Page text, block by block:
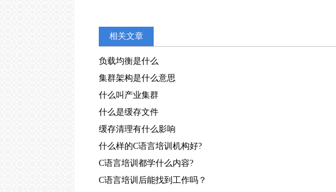
相关文章
负载均衡是什么
集群架构是什么意思
什么叫产业集群
什么是缓存文件
缓存清理有什么影响
什么样的C语言培训机构好?
C语言培训都学什么内容?
C语言培训后能找到工作吗？